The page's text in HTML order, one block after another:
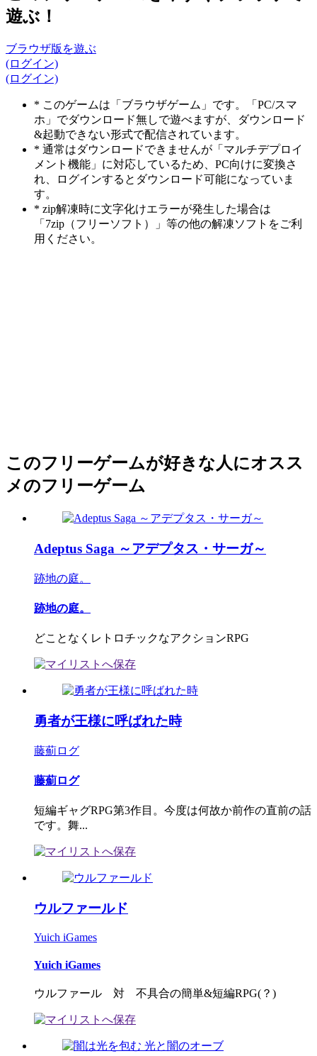
遊ぶ！
ブラウザ版を遊ぶ
(ログイン)
(ログイン)
* このゲームは「ブラウザゲーム」です。「PC/スマ
ホ」でダウンロード無しで遊べますが、ダウンロード
&起動できない形式で配信されています。
* 通常はダウンロードできませんが「マルチデプロイ
メント機能」に対応しているため、PC向けに変換さ
れ、ログインするとダウンロード可能になっていま
す。
* zip解凍時に文字化けエラーが発生した場合は
「7zip（フリーソフト）」等の他の解凍ソフトをご利
用ください。
このフリーゲームが好きな人にオスス
メのフリーゲーム
Adeptus Saga ～アデプタス・サーガ～
跡地の庭。
跡地の庭。
どことなくレトロチックなアクションRPG
勇者が王様に呼ばれた時
藤薊ログ
藤薊ログ
短編ギャグRPG第3作目。今度は何故か前作の直前の話
です。舞...
ウルファールド
Yuich iGames
Yuich iGames
ウルファール 対 不具合の簡単&短編RPG(？)